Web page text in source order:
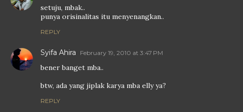
setuju, mbak..
punya orisinalitas itu menyenangkan..
REPLY
Syifa Ahira February 19, 2010 at 3:47 PM
bener banget mba..
btw, ada yang jiplak karya mba elly ya?
REPLY